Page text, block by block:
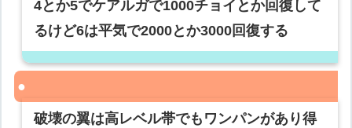
4とか5でケアルガで1000チョイとか回復して
るけど6は平気で2000とか3000回復する
破壊の翼は高レベル帯でもワンパンがあり得